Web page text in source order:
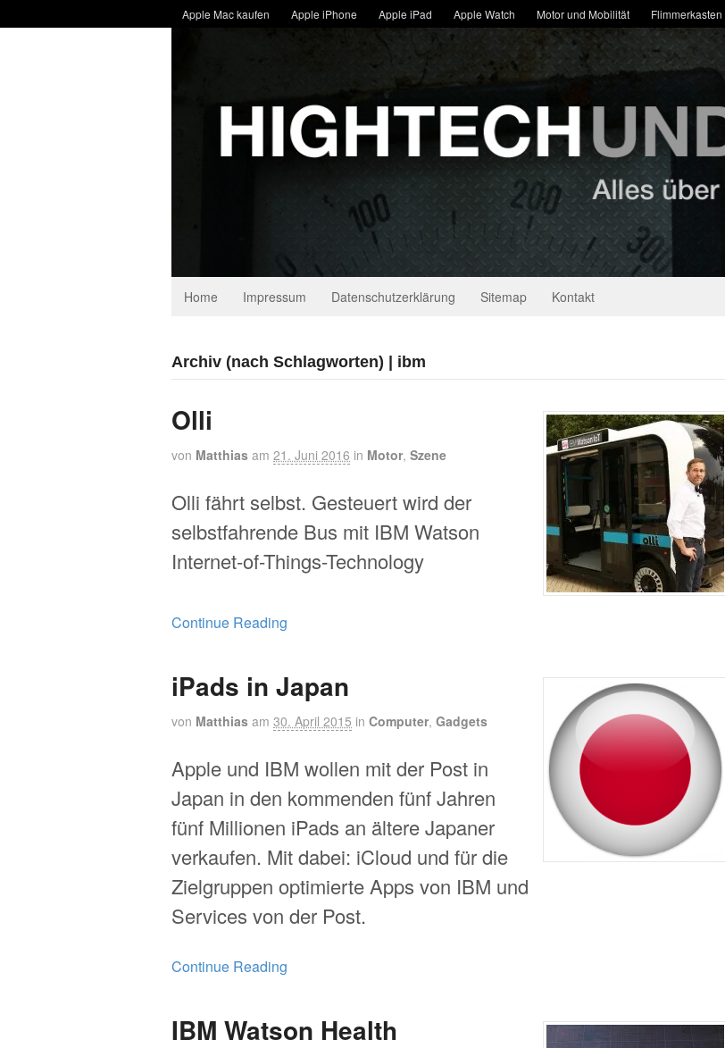
Apple Mac kaufen Apple iPhone Apple iPad Apple Watch Motor und Mobilität Flimmerkasten
Home Impressum Datenschutzerklärung Sitemap Kontakt
Archiv (nach Schlagworten) | ibm
Olli
von Matthias am 21. Juni 2016 in Motor, Szene
Olli fährt selbst. Gesteuert wird der
selbstfahrende Bus mit IBM Watson
Internet-of-Things-Technology
Continue Reading
iPads in Japan
von Matthias am 30. April 2015 in Computer, Gadgets
Apple und IBM wollen mit der Post in
Japan in den kommenden fünf Jahren
fünf Millionen iPads an ältere Japaner
verkaufen. Mit dabei: iCloud und für die
Zielgruppen optimierte Apps von IBM und
Services von der Post.
Continue Reading
IBM Watson Health